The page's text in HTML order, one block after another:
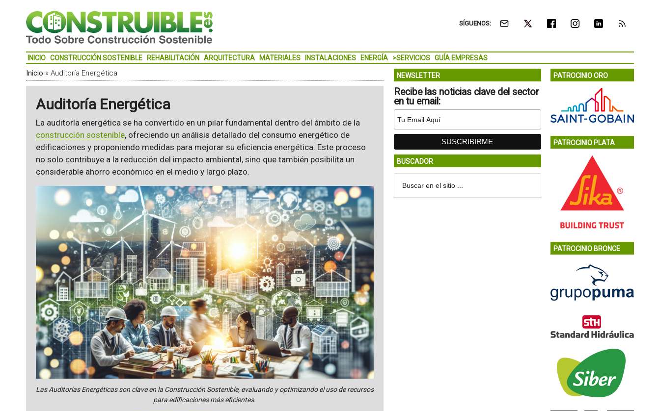
SÍGUENOS:
INICIO CONSTRUCCIÓN SOSTENIBLE REHABILITACIÓN ARQUITECTURA MATERIALES INSTALACIONES ENERGÍA >SERVICIOS GUÍA EMPRESAS
Inicio » Auditoría Energética
Auditoría Energética
La auditoría energética se ha convertido en un pilar fundamental dentro del ámbito de la
construcción sostenible, ofreciendo un análisis detallado del consumo energético de
edificaciones y proponiendo medidas para mejorar su eficiencia energética. Este proceso
no solo contribuye a la reducción del impacto ambiental, sino que también posibilita un
considerable ahorro económico en el medio y largo plazo.
Las Auditorías Energéticas son clave en la Construcción Sostenible, evaluando y optimizando el uso de recursos
para edificaciones más eficientes.
NEWSLETTER
Recibe las noticias clave del sector
en tu email:
BUSCADOR
PATROCINIO ORO
PATROCINIO PLATA
PATROCINIO BRONCE